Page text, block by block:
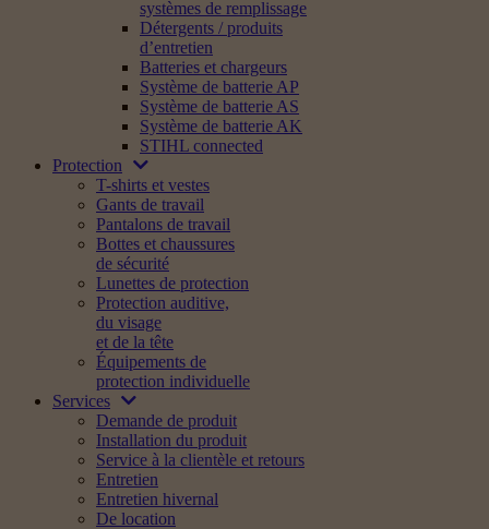
systèmes de remplissage
Détergents / produits
d’entretien
Batteries et chargeurs
Système de batterie AP
Système de batterie AS
Système de batterie AK
STIHL connected
Protection
T-shirts et vestes
Gants de travail
Pantalons de travail
Bottes et chaussures
de sécurité
Lunettes de protection
Protection auditive,
du visage
et de la tête
Équipements de
protection individuelle
Services
Demande de produit
Installation du produit
Service à la clientèle et retours
Entretien
Entretien hivernal
De location